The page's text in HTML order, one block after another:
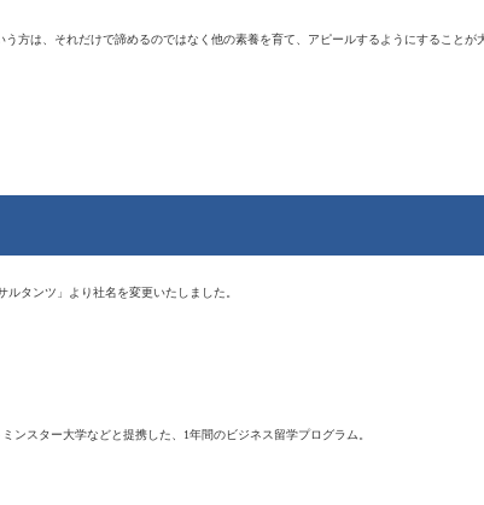
方は、それだけで諦めるのではなく他の素養を育て、アピールするようにすることが
タンツ」より社名を変更いたしました。
スター大学などと提携した、1年間のビジネス留学プログラム。